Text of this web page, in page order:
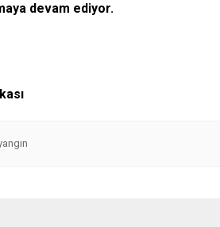
devam ediyor.